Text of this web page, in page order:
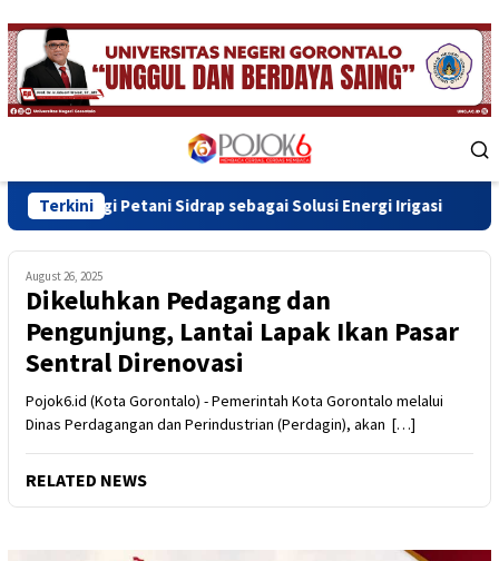
Skip
to
content
Menu
Terkini
Sidrap sebagai Solusi Energi Irigasi Wawali Indra
August 26, 2025
Dikeluhkan Pedagang dan
Pengunjung, Lantai Lapak Ikan Pasar
Sentral Direnovasi
Pojok6.id (Kota Gorontalo) - Pemerintah Kota Gorontalo melalui
Dinas Perdagangan dan Perindustrian (Perdagin), akan […]
RELATED NEWS